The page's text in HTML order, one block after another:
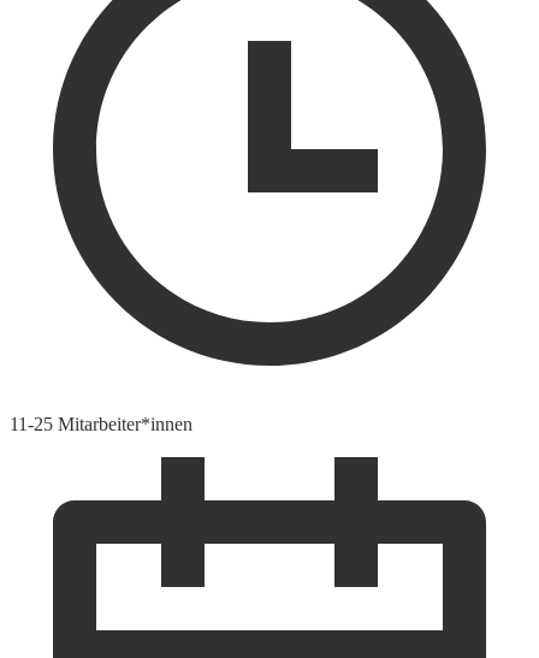
11-25 Mitarbeiter*innen